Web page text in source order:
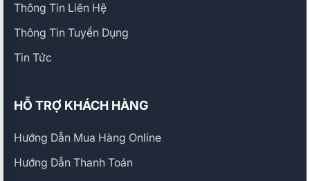
Thông Tin Liên Hệ
Thông Tin Tuyển Dụng
Tin Tức
HỖ TRỢ KHÁCH HÀNG
Hướng Dẫn Mua Hàng Online
Hướng Dẫn Thanh Toán